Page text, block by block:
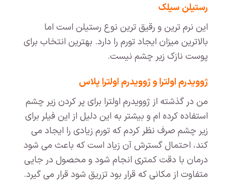
رستیلن سیلک
این نرم ترین و رقیق ترین نوع رستیلن است اما
بالاترین میزان ایجاد تورم را دارد. بهترین انتخاب برای
پوست نازک زیر چشم نیست.
ژوویدرم اولترا و ژوویدرم اولترا پلاس
من در گذشته از ژوویدرم اولترا برای پر کردن زیر چشم
استفاده کرده ام و بیشتر به این دلیل از این فیلر برای
زیر چشم صرف نظر کردم که تورم زیادی را ایجاد می
کند، احتمال گسترش آن زیاد است که باعث می شود
درمان با دقت کمتری انجام شود و محصول در جایی
متفاوت از مکانی که قرار بود تزریق شود قرار می گیرد.